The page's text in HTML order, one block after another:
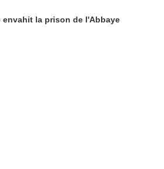
envahit la prison de l'Abbaye